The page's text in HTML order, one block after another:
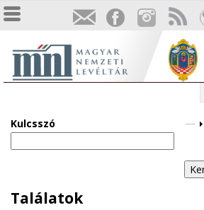
Kulcsszó
Találatok